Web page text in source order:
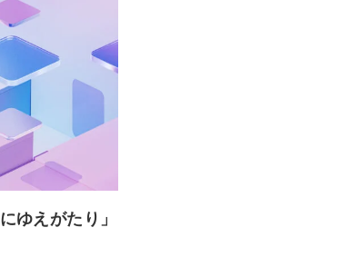
ゆえがたり」